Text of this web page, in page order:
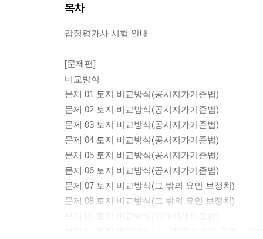
목차
감정평가사 시험 안내
[문제편]
비교방식
문제 01 토지 비교방식(공시지가기준법)
문제 02 토지 비교방식(공시지가기준법)
문제 03 토지 비교방식(공시지가기준법)
문제 04 토지 비교방식(공시지가기준법)
문제 05 토지 비교방식(공시지가기준법)
문제 06 토지 비교방식(공시지가기준법)
문제 07 토지 비교방식(그 밖의 요인 보정치)
문제 08 토지 비교방식(그 밖의 요인 보정치)
문제 10 토지 비교방식(공시지가기준법, 거래사례